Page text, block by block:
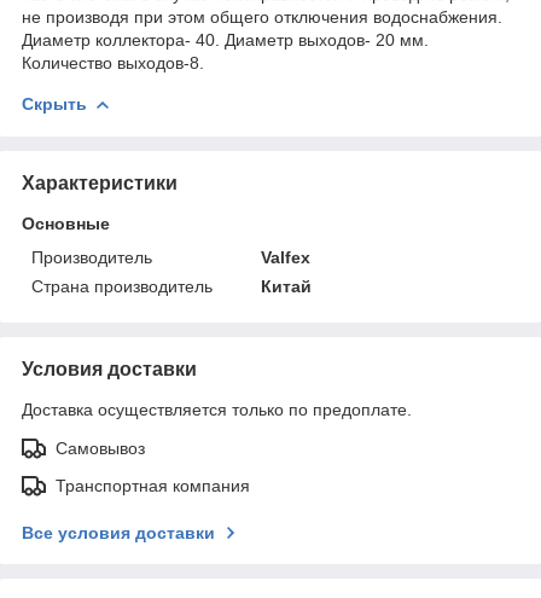
не производя при этом общего отключения водоснабжения.
Диаметр коллектора- 40. Диаметр выходов- 20 мм.
Количество выходов-8.
Скрыть
Характеристики
Основные
Производитель
Valfex
Страна производитель
Китай
Условия доставки
Доставка осуществляется только по предоплате.
Самовывоз
Транспортная компания
Все условия доставки